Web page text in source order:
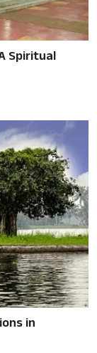
Spiritual
in